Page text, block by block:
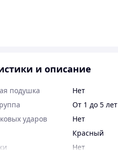
и описание
подушка
Нет
От 1 до 5 лет
ударов
Нет
Красный
Нет